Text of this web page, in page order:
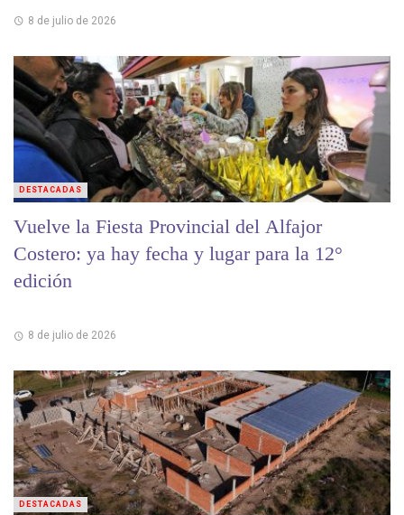
8 de julio de 2026
Vuelve la Fiesta Provincial del Alfajor
Costero: ya hay fecha y lugar para la 12°
edición
8 de julio de 2026
DESTACADAS
DESTACADAS